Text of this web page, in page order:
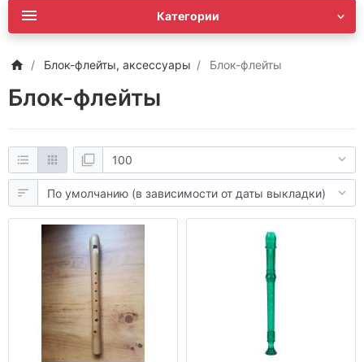
Категории
Блок-флейты, аксессуары Блок-флейты
Блок-флейты